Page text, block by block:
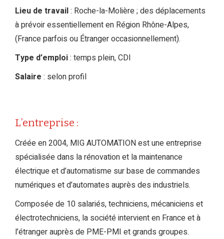
Lieu de travail: Roche-la-Molière ; des déplacements
à prévoir essentiellement en Région Rhône-Alpes,
(France parfois ou Étranger occasionnellement).
Type d’emploi: temps plein, CDI
Salaire : selon profil
L’entreprise :
Créée en 2004, MIG AUTOMATION est une entreprise
spécialisée dans la rénovation et la maintenance
électrique et d’automatisme sur base de commandes
numériques et d’automates auprès des industriels.
Composée de 10 salariés, techniciens, mécaniciens et
électrotechniciens, la société intervient en France et à
l’étranger auprès de PME-PMI et grands groupes.